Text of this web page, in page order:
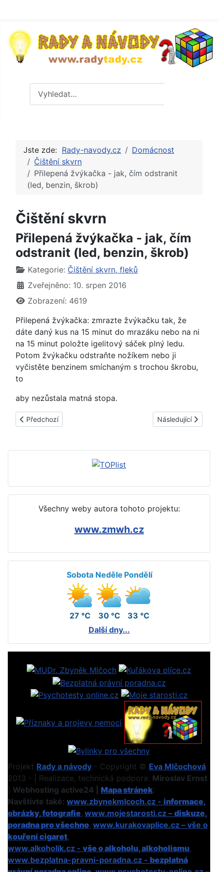
Jste zde: Rady-navody.cz
Domácnost
Čištění skvrn
Přilepená žvýkačka - jak, čím odstranit
(led, benzin, škrob)
Čištění skvrn
Přilepená žvýkačka - jak, čím
odstranit (led, benzin, škrob)
Základní údaje
Kategorie: Čištění skvrn, fleků
Zveřejněno: 10. srpen 2016
Zobrazení: 4619
Přilepená žvýkačka: zmrazte žvýkačku tak, že
dáte daný kus na 15 minut do mrazáku nebo na ni
na 15 minut položte igelitový sáček plný ledu.
Potom žvýkačku odstraňte nožíkem nebo ji
vyčistěte benzinem smíchaným s trochou škrobu,
to
aby nezůstala matná stopa.
Předchozí článek: Skvrny, fleky od čokolády - jak, čím
Předchozí Další článek:
Následující
Všechny weby autora tohoto projektu:
www.zmwh.cz
Sobota
27 °C
Neděle
30 °C
Pondělí
33 °C
Další dny...
Projekt Rady a návody - Copyright © Eva Mlčochová
2013 - | Realizace, technická podpora: Miroslav Ernst
Webhosting active24 | Mapa stránek.
Navštivte také: www.zbynekmlcoch.cz - informace,
obrázky, fotografie, www.mojestarosti.cz – diskuze,
poradna pro všechno, www.kurakovaplice.cz – vše o
kouření cigaret,
www.alkoholik.cz - vše o alkoholu, alkoholismu,
www.bezplatna-pravni-poradna.cz - bezplatná